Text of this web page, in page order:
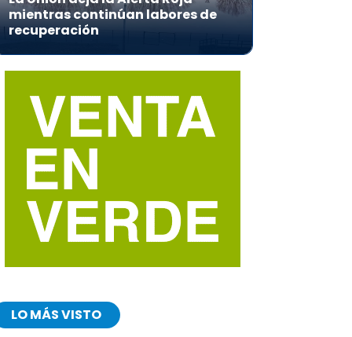
mientras continúan labores de
recuperación
LO MÁS VISTO